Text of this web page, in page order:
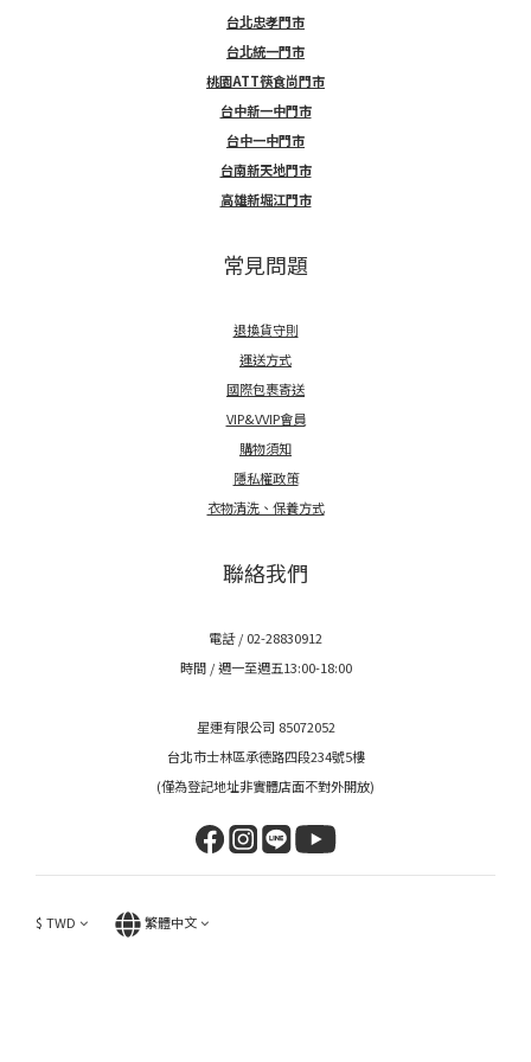
台北忠孝門市
台北統一門市
桃園ATT筷食尚門市
台中新一中門市
台中一中門市
台南新天地門市
高雄新堀江門市
常見問題
退換貨守則
運送方式
國際包裹寄送
VIP&VVIP會員
購物須知
隱私權政策
衣物清洗、保養方式
聯絡我們
電話 / 02-28830912
時間 / 週一至週五13:00-18:00
星連有限公司 85072052
台北市士林區承德路四段234號5樓
(僅為登記地址非實體店面不對外開放)
$ TWD 繁體中文